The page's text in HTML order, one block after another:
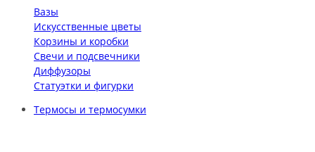
Вазы
Искусственные цветы
Корзины и коробки
Свечи и подсвечники
Диффузоры
Статуэтки и фигурки
Термосы и термосумки